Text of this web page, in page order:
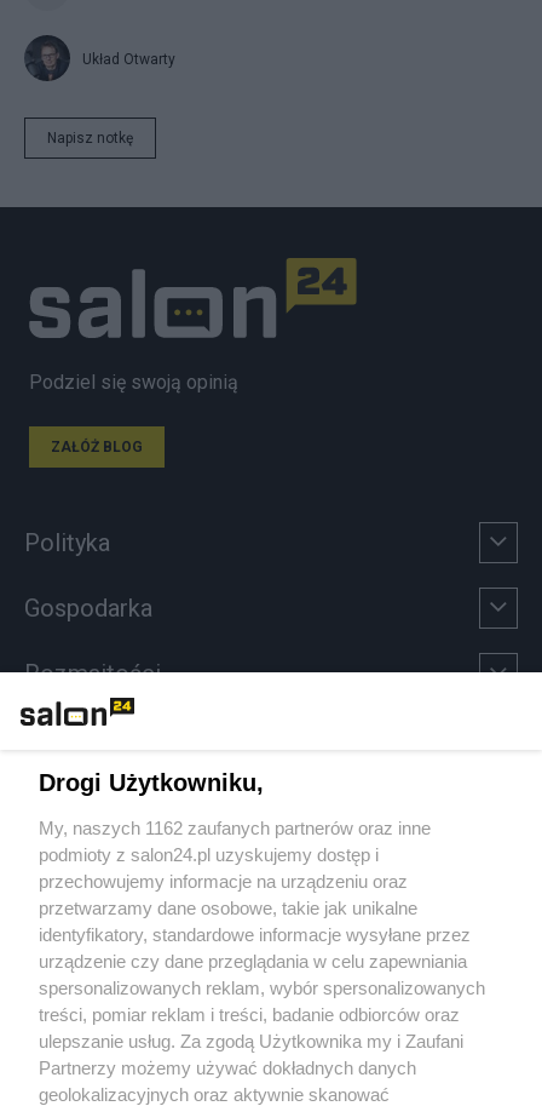
Układ Otwarty
Napisz notkę
Podziel się swoją opinią
ZAŁÓŻ BLOG
Polityka
Gospodarka
Rozmaitości
Sport
Społeczeństwo
Kultura
X Facebook Instagram Youtube
Drogi Użytkowniku,
My, naszych 1162 zaufanych partnerów oraz inne
podmioty z salon24.pl uzyskujemy dostęp i
przechowujemy informacje na urządzeniu oraz
przetwarzamy dane osobowe, takie jak unikalne
identyfikatory, standardowe informacje wysyłane przez
urządzenie czy dane przeglądania w celu zapewniania
spersonalizowanych reklam, wybór spersonalizowanych
treści, pomiar reklam i treści, badanie odbiorców oraz
ulepszanie usług. Za zgodą Użytkownika my i Zaufani
Partnerzy możemy używać dokładnych danych
geolokalizacyjnych oraz aktywnie skanować